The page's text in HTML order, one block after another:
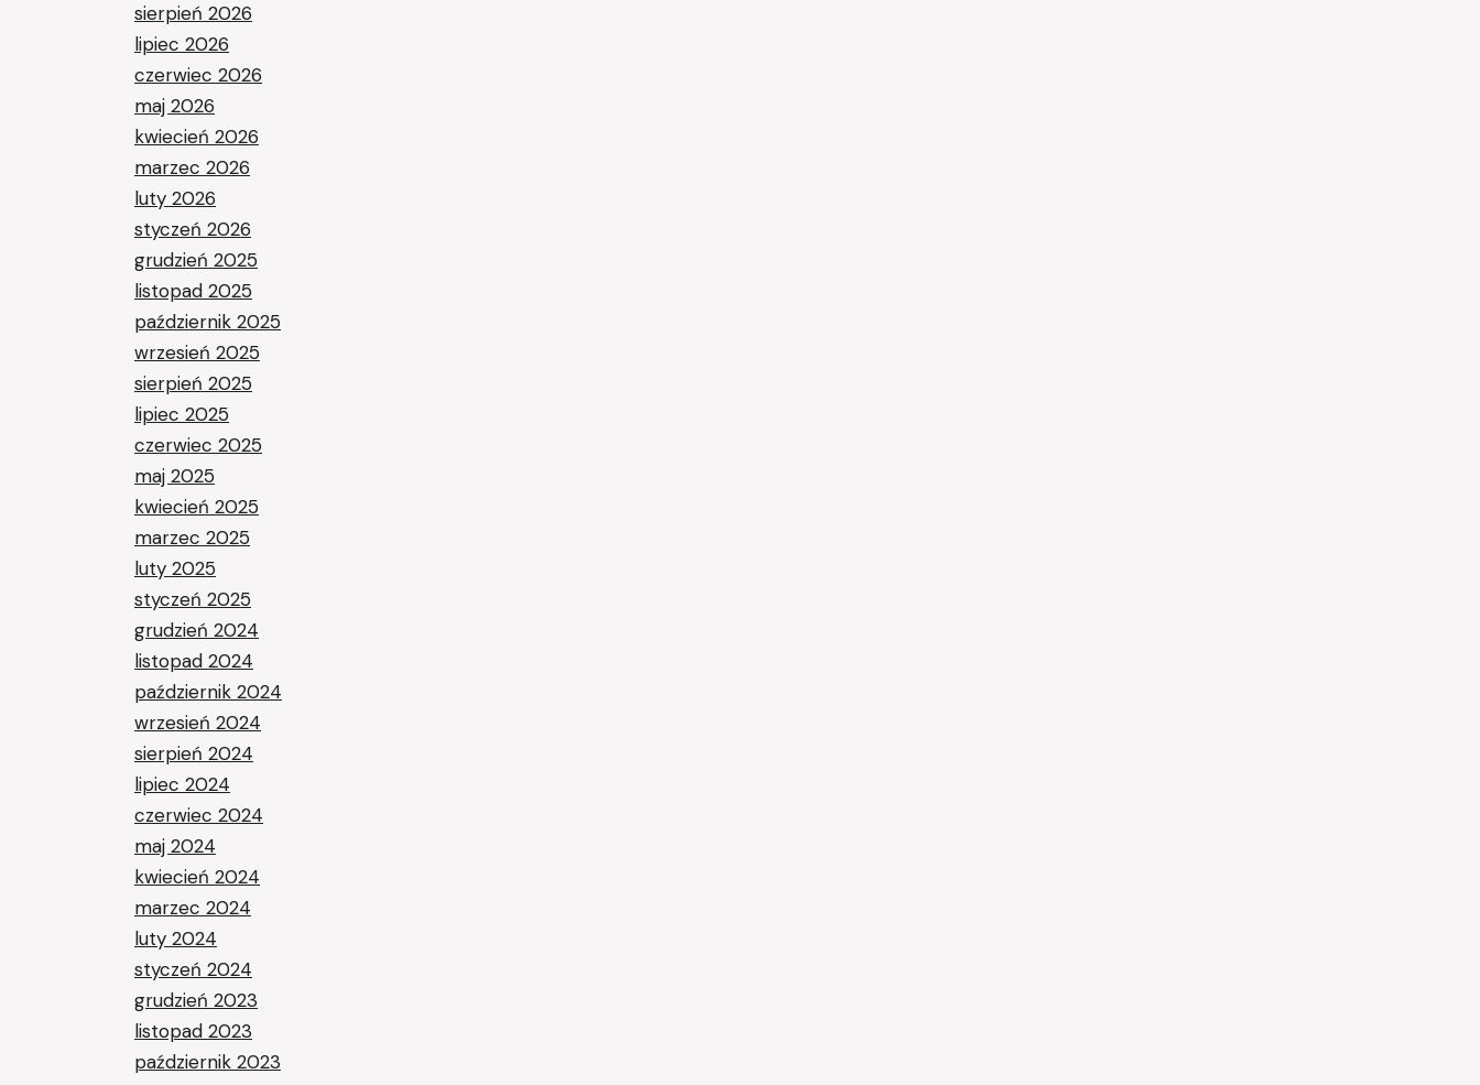
sierpień 2026
lipiec 2026
czerwiec 2026
maj 2026
kwiecień 2026
marzec 2026
luty 2026
styczeń 2026
grudzień 2025
listopad 2025
październik 2025
wrzesień 2025
sierpień 2025
lipiec 2025
czerwiec 2025
maj 2025
kwiecień 2025
marzec 2025
luty 2025
styczeń 2025
grudzień 2024
listopad 2024
październik 2024
wrzesień 2024
sierpień 2024
lipiec 2024
czerwiec 2024
maj 2024
kwiecień 2024
marzec 2024
luty 2024
styczeń 2024
grudzień 2023
listopad 2023
październik 2023